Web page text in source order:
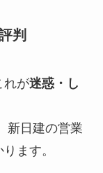
判
れが迷惑・し
新日建の営業
ます。